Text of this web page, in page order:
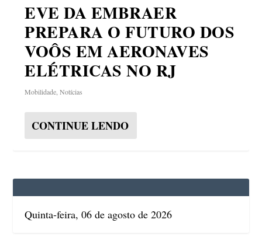
EVE DA EMBRAER
PREPARA O FUTURO DOS
VOÔS EM AERONAVES
ELÉTRICAS NO RJ
Mobilidade ,Notícias
CONTINUE LENDO
Quinta-feira, 06 de agosto de 2026